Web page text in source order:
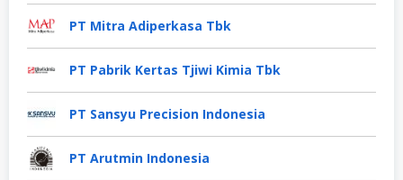
PT Mitra Adiperkasa Tbk
PT Pabrik Kertas Tjiwi Kimia Tbk
PT Sansyu Precision Indonesia
PT Arutmin Indonesia